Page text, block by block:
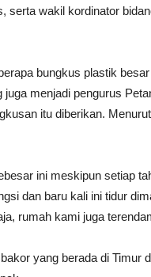
serta wakil kordinator
bungkus plastik
menjadi pengurus
itu diberikan.
ini meskipun setiap
dan baru kali ini tidur
rumah kami juga
yang berada di Timur